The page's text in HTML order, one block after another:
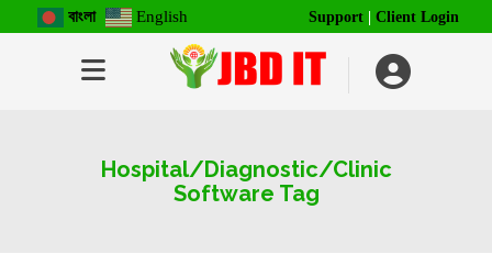
বাংলা English Support Client Login
Hospital/Diagnostic/Clinic
Software Tag